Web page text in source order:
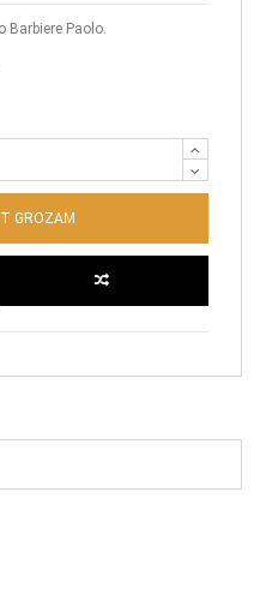
Barbiere Paolo.
GROZAM